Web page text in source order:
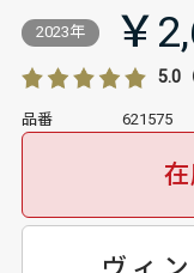
2023年 ￥
5.0
品番 621575